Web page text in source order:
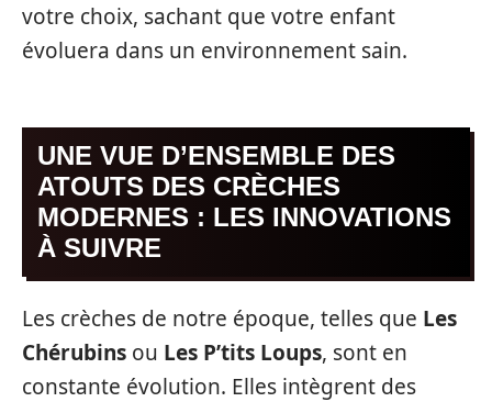
votre choix, sachant que votre enfant
évoluera dans un environnement sain.
UNE VUE D’ENSEMBLE DES
ATOUTS DES CRÈCHES
MODERNES : LES INNOVATIONS
À SUIVRE
Les crèches de notre époque, telles que Les
Chérubins ou Les P’tits Loups, sont en
constante évolution. Elles intègrent des